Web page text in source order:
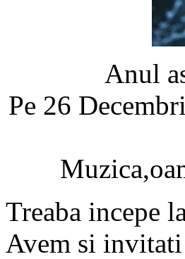
Anul
Pe 26
Treaba incepe
Avem si